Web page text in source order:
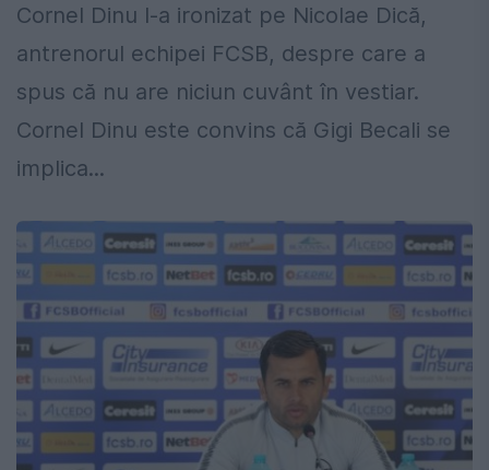
Cornel Dinu l-a ironizat pe Nicolae Dică,
antrenorul echipei FCSB, despre care a
spus că nu are niciun cuvânt în vestiar.
Cornel Dinu este convins că Gigi Becali se
implica...